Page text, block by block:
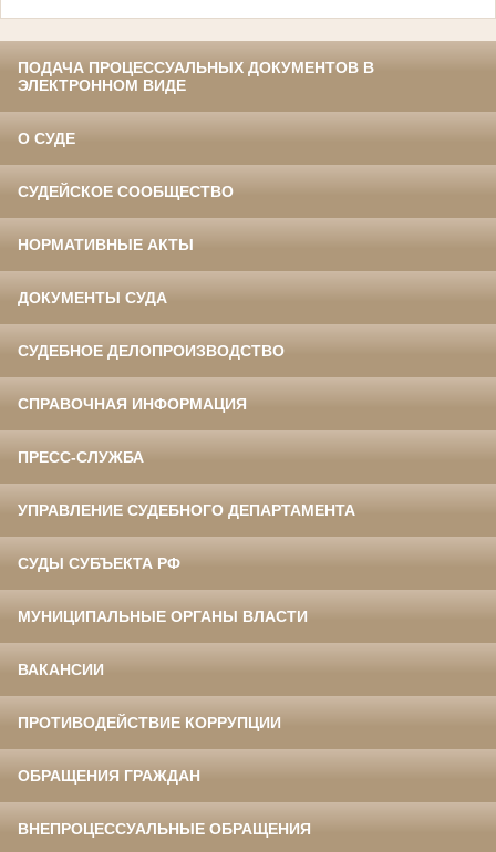
ПОДАЧА ПРОЦЕССУАЛЬНЫХ ДОКУМЕНТОВ В
ЭЛЕКТРОННОМ ВИДЕ
О СУДЕ
СУДЕЙСКОЕ СООБЩЕСТВО
НОРМАТИВНЫЕ АКТЫ
ДОКУМЕНТЫ СУДА
СУДЕБНОЕ ДЕЛОПРОИЗВОДСТВО
СПРАВОЧНАЯ ИНФОРМАЦИЯ
ПРЕСС-СЛУЖБА
УПРАВЛЕНИЕ СУДЕБНОГО ДЕПАРТАМЕНТА
СУДЫ СУБЪЕКТА РФ
МУНИЦИПАЛЬНЫЕ ОРГАНЫ ВЛАСТИ
ВАКАНСИИ
ПРОТИВОДЕЙСТВИЕ КОРРУПЦИИ
ОБРАЩЕНИЯ ГРАЖДАН
ВНЕПРОЦЕССУАЛЬНЫЕ ОБРАЩЕНИЯ